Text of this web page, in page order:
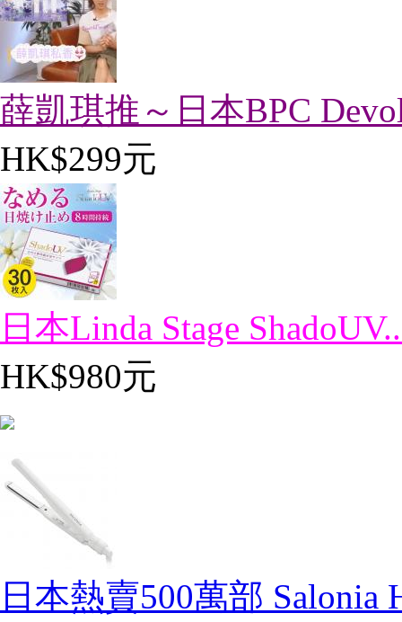
薛凱琪推～日本BPC
HK$299元
日本Linda Stage
HK$980元
日本熱賣500萬部 Salonia